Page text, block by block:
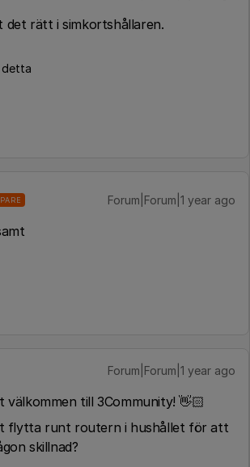
det rätt i simkortshållaren.
detta
Forum|Forum|1 year ago
Forum|Forum|1 year ago
välkommen till 3Community! 👋🏻
flytta runt routern i hushållet för att
skillnad?